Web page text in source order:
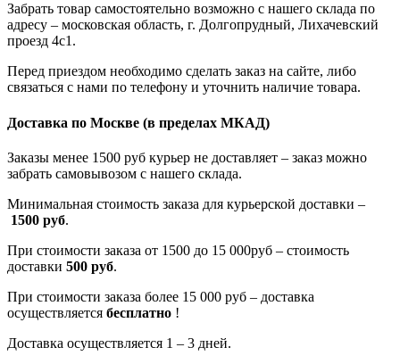
Забрать товар самостоятельно возможно с нашего склада по
адресу – московская область, г. Долгопрудный, Лихачевский
проезд 4с1.
Перед приездом необходимо сделать заказ на сайте, либо
связаться с нами по телефону и уточнить наличие товара.
Доставка по Москве (в пределах МКАД)
Заказы менее 1500 руб курьер не доставляет – заказ можно
забрать самовывозом с нашего склада.
Минимальная стоимость заказа для курьерской доставки –
1500 руб.
При стоимости заказа от 1500 до 15 000руб – стоимость
доставки 500 руб.
При стоимости заказа более 15 000 руб – доставка
осуществляется бесплатно !
Доставка осуществляется 1 – 3 дней.